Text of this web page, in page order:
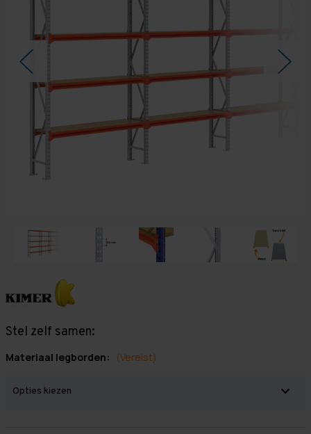
Stel zelf samen:
Materiaal legborden: (Vereist)